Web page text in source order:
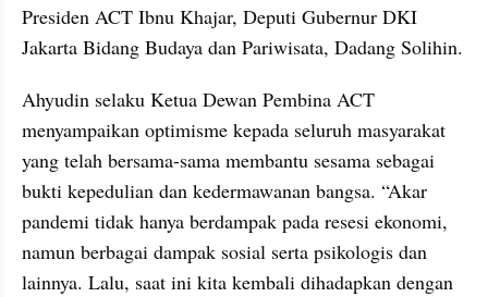
Presiden ACT Ibnu Khajar, Deputi Gubernur DKI
Jakarta Bidang Budaya dan Pariwisata, Dadang Solihin.
Ahyudin selaku Ketua Dewan Pembina ACT
menyampaikan optimisme kepada seluruh masyarakat
yang telah bersama-sama membantu sesama sebagai
bukti kepedulian dan kedermawanan bangsa. “Akar
pandemi tidak hanya berdampak pada resesi ekonomi,
namun berbagai dampak sosial serta psikologis dan
lainnya. Lalu, saat ini kita kembali dihadapkan dengan